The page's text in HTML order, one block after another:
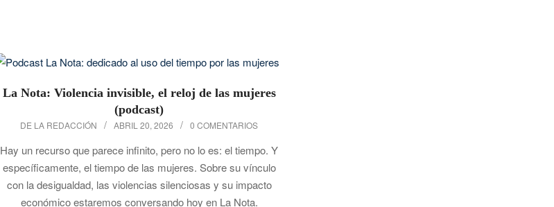
La Nota: Violencia invisible, el reloj de las mujeres
(podcast)
DE LA REDACCIÓN ABRIL 20, 2026 0 COMENTARIOS
Hay un recurso que parece infinito, pero no lo es: el tiempo. Y
específicamente, el tiempo de las mujeres. Sobre su vínculo
con la desigualdad, las violencias silenciosas y su impacto
económico estaremos conversando hoy en La Nota.